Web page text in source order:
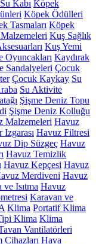
Kabı Köpek
Köpek Ödülleri
Tasmaları Köpek
Kuş Sağlık
Kuş Yemi
Oyuncakları Kaydırak
Sandalyeleri Çocuk
Çocuk Kaykay Su
Su Aktivite
Şişme Deniz Topu
Şişme Deniz Kolluğu
Malzemeleri Havuz
Havuz Filtresi
Dip Süzgeç Havuz
Havuz Temizlik
Havuz Kepçesi Havuz
Merdiveni Havuz
Isıtma Havuz
Karavan ve
Klima Portatif Klima
Klima Klima
Vantilatörleri
Cihazları Hava